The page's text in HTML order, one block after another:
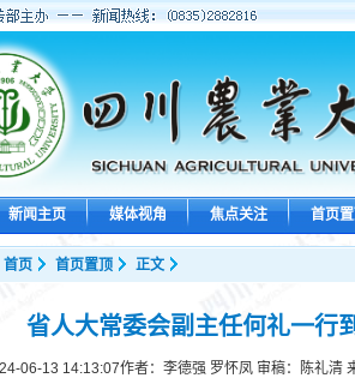
新闻主页 媒体视角 焦点关注 首页
首页 首页置顶 正文
省人大常委会副主任何礼一行
06-13 14:13:07作者：李德强 罗怀凤 审稿：陈礼清